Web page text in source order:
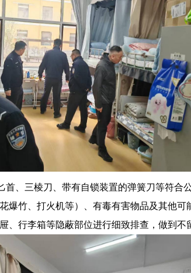
、三棱刀、带有自锁装置的弹簧刀等符合
爆竹、打火机等）、有毒有害物品及其他可
、行李箱等隐蔽部位进行细致排查，做到不